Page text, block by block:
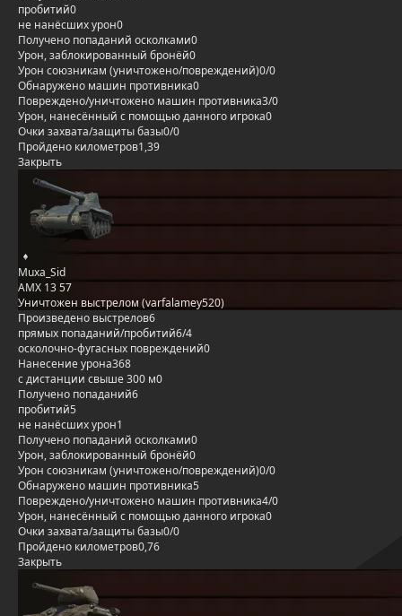
пробитий0
не нанёсших урон0
Получено попаданий осколками0
Урон, заблокированный бронёй0
Урон союзникам (уничтожено/повреждений)0/0
Обнаружено машин противника0
Повреждено/уничтожено машин противника3/0
Урон, нанесённый с помощью данного игрока0
Очки захвата/защиты базы0/0
Пройдено километров1,39
Закрыть
Muxa_Sid
AMX 13 57
Уничтожен выстрелом (varfalamey520)
Произведено выстрелов6
прямых попаданий/пробитий6/4
осколочно-фугасных повреждений0
Нанесение урона368
с дистанции свыше 300 м0
Получено попаданий6
пробитий5
не нанёсших урон1
Получено попаданий осколками0
Урон, заблокированный бронёй0
Урон союзникам (уничтожено/повреждений)0/0
Обнаружено машин противника5
Повреждено/уничтожено машин противника4/0
Урон, нанесённый с помощью данного игрока0
Очки захвата/защиты базы0/0
Пройдено километров0,76
Закрыть